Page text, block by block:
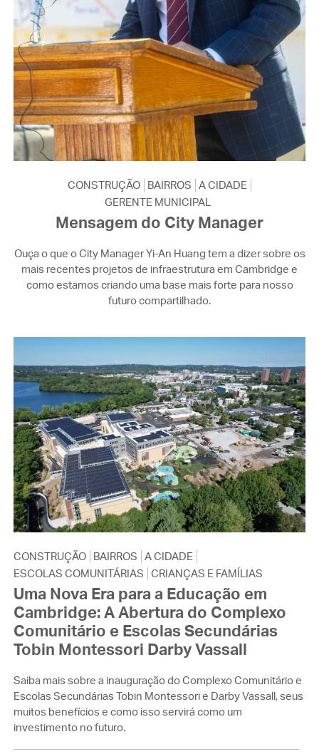
CONSTRUÇÃO BAIRROS A CIDADE
GERENTE MUNICIPAL
Mensagem do City Manager
Ouça o que o City Manager Yi-An Huang tem a dizer sobre os
mais recentes projetos de infraestrutura em Cambridge e
como estamos criando uma base mais forte para nosso
futuro compartilhado.
CONSTRUÇÃO BAIRROS A CIDADE
ESCOLAS COMUNITÁRIAS CRIANÇAS E FAMÍLIAS
Uma Nova Era para a Educação em
Cambridge: A Abertura do Complexo
Comunitário e Escolas Secundárias
Tobin Montessori Darby Vassall
Saiba mais sobre a inauguração do Complexo Comunitário e
Escolas Secundárias Tobin Montessori e Darby Vassall, seus
muitos benefícios e como isso servirá como um
investimento no futuro.